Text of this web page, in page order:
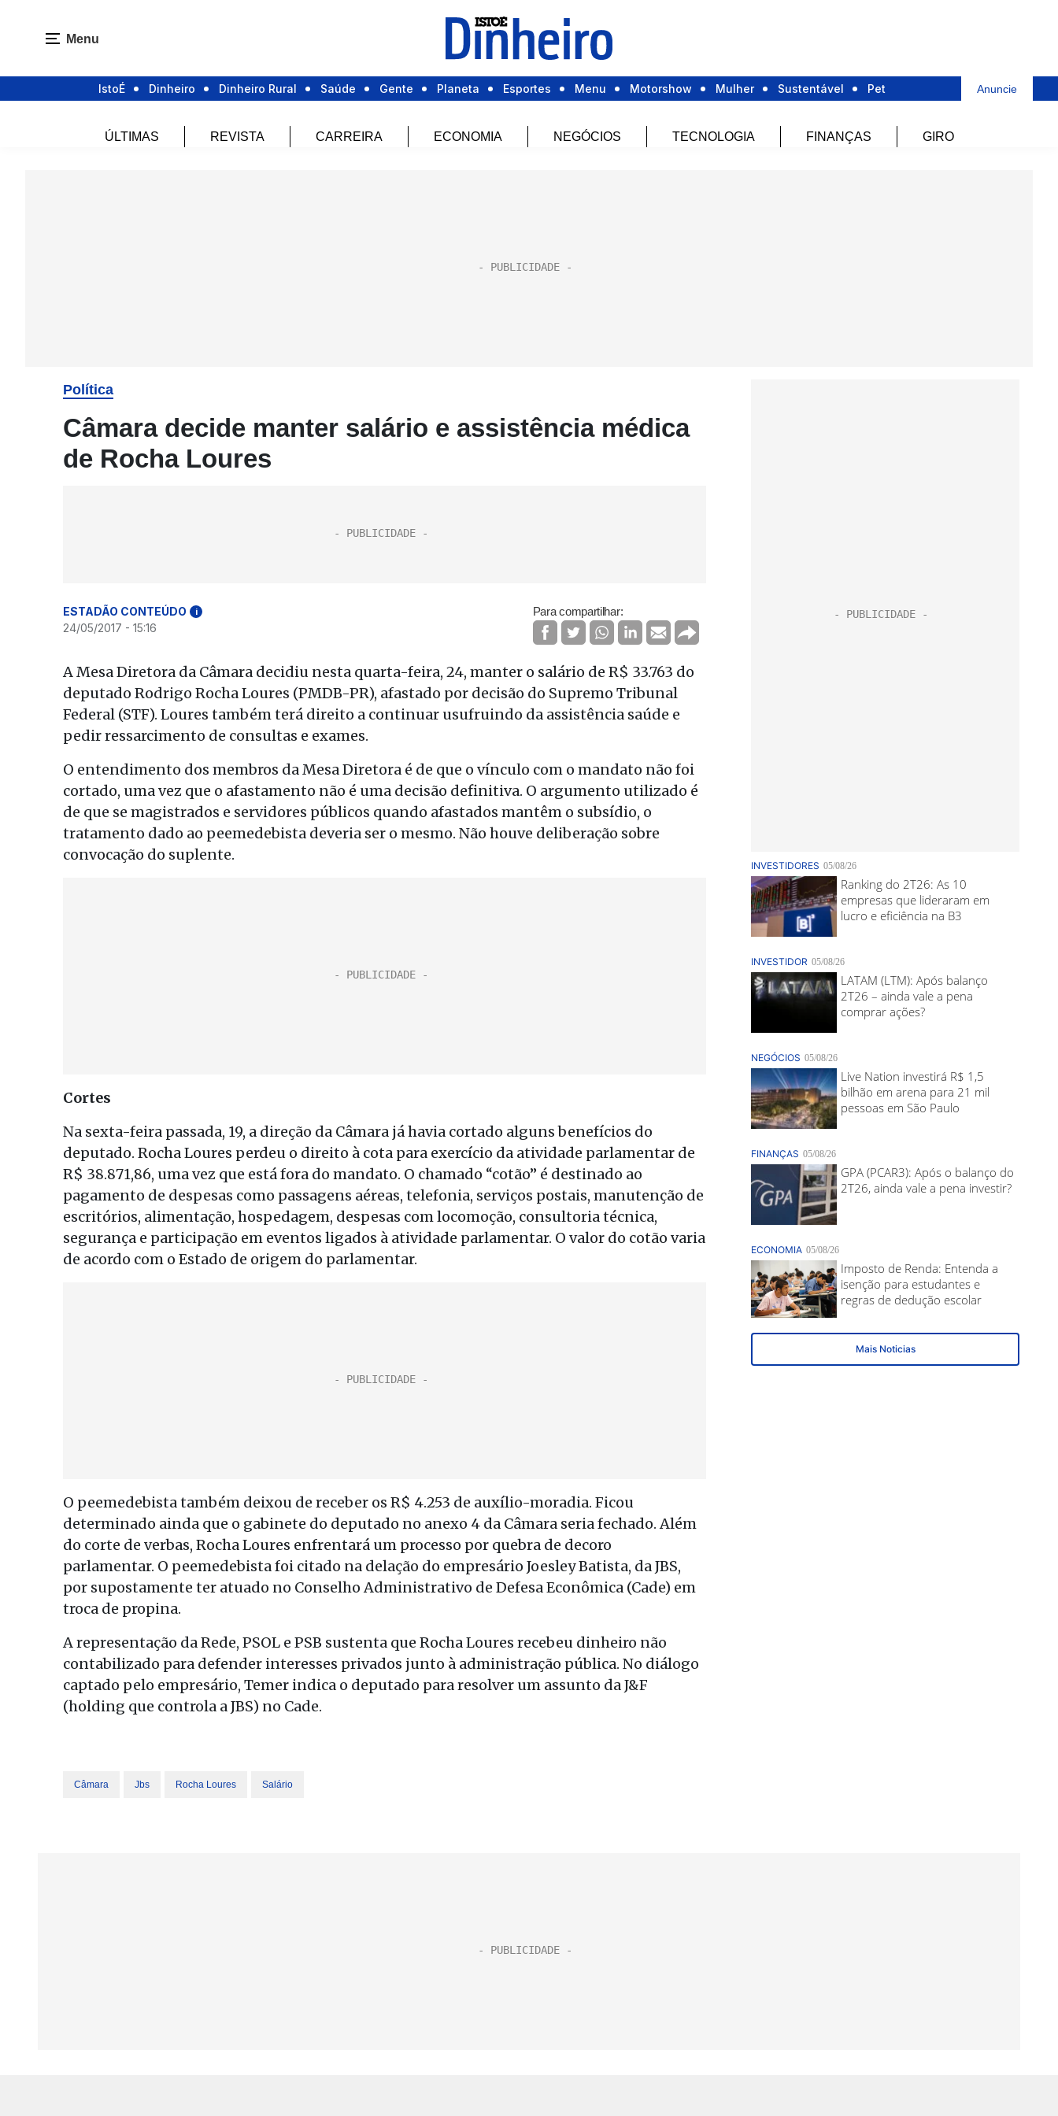
Menu
IstoÉ Dinheiro Dinheiro Rural Saúde Gente Planeta Esportes Menu Motorshow Mulher Sustentável Pet Anuncie
ÚLTIMAS REVISTA CARREIRA ECONOMIA NEGÓCIOS TECNOLOGIA FINANÇAS GIRO
Política
Câmara decide manter salário e assistência médica
de Rocha Loures
ESTADÃO CONTEÚDO i
24/05/2017 - 15:16
Para compartilhar:
A Mesa Diretora da Câmara decidiu nesta quarta-feira, 24, manter o salário de R$ 33.763 do
deputado Rodrigo Rocha Loures (PMDB-PR), afastado por decisão do Supremo Tribunal
Federal (STF). Loures também terá direito a continuar usufruindo da assistência saúde e
pedir ressarcimento de consultas e exames.
O entendimento dos membros da Mesa Diretora é de que o vínculo com o mandato não foi
cortado, uma vez que o afastamento não é uma decisão definitiva. O argumento utilizado é
de que se magistrados e servidores públicos quando afastados mantêm o subsídio, o
tratamento dado ao peemedebista deveria ser o mesmo. Não houve deliberação sobre
convocação do suplente.
Cortes
Na sexta-feira passada, 19, a direção da Câmara já havia cortado alguns benefícios do
deputado. Rocha Loures perdeu o direito à cota para exercício da atividade parlamentar de
R$ 38.871,86, uma vez que está fora do mandato. O chamado “cotão” é destinado ao
pagamento de despesas como passagens aéreas, telefonia, serviços postais, manutenção de
escritórios, alimentação, hospedagem, despesas com locomoção, consultoria técnica,
segurança e participação em eventos ligados à atividade parlamentar. O valor do cotão varia
de acordo com o Estado de origem do parlamentar.
O peemedebista também deixou de receber os R$ 4.253 de auxílio-moradia. Ficou
determinado ainda que o gabinete do deputado no anexo 4 da Câmara seria fechado. Além
do corte de verbas, Rocha Loures enfrentará um processo por quebra de decoro
parlamentar. O peemedebista foi citado na delação do empresário Joesley Batista, da JBS,
por supostamente ter atuado no Conselho Administrativo de Defesa Econômica (Cade) em
troca de propina.
A representação da Rede, PSOL e PSB sustenta que Rocha Loures recebeu dinheiro não
contabilizado para defender interesses privados junto à administração pública. No diálogo
captado pelo empresário, Temer indica o deputado para resolver um assunto da J&F
(holding que controla a JBS) no Cade.
Câmara Jbs Rocha Loures Salário